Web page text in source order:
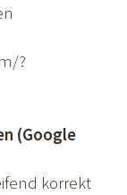
?
(Google
korrekt